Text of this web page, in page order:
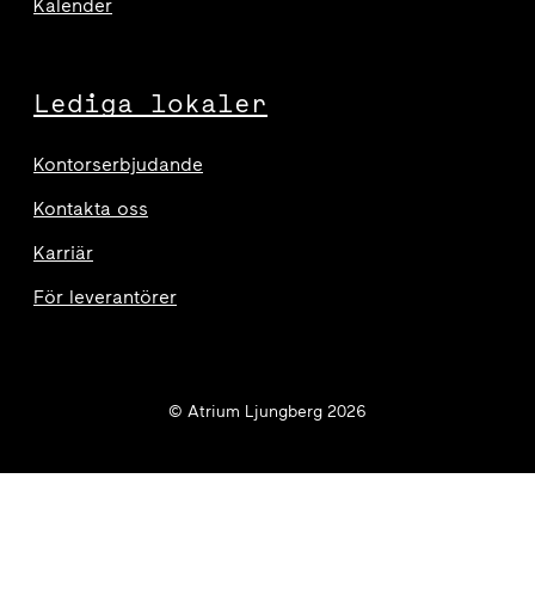
Kalender
Lediga lokaler
Kontorserbjudande
Kontakta oss
Karriär
För leverantörer
© Atrium Ljungberg 2026